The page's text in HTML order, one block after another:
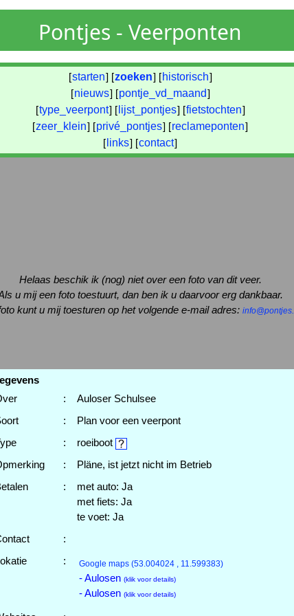
Pontjes - Veerponten
[starten] [zoeken] [ historisch]
[nieuws] [pontje_vd_maand]
[type_veerpont] [ lijst_pontjes] [fietstochten]
[zeer_klein] [privé_pontjes] [reclameponten]
[ links] [contact]
Helaas beschik ik (nog) niet over een foto van dit veer.
u mij een foto toestuurt, dan ben ik u daarvoor erg dankbaar.
kunt u mij toesturen op het volgende e-mail adres:
:
Auloser Schulsee
:
Plan voor een veerpont
:
roeiboot
:
Pläne, ist jetzt nicht im Betrieb
:
met auto: Ja
met fiets: Ja
te voet: Ja
:
: Google maps (53.004024 , 11.599383)
- Aulosen (klik voor details)
- Aulosen (klik voor details)